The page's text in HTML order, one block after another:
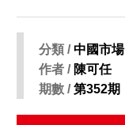
分類 /中國市場
作者 / 陳可任
期數 /第352期